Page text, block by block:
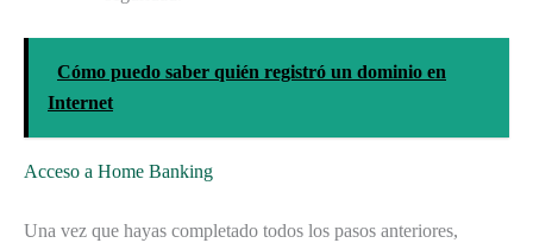
Cómo puedo saber quién registró un dominio en
Internet
Acceso a Home Banking
Una vez que hayas completado todos los pasos anteriores,